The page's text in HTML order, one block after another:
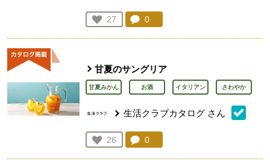
お気に入り登録：
27
人が登録
コメント：
0
甘夏のサングリア
甘夏みかん お酒 イタリアン さわやか
生活クラブカタログ さん
お気に入り登録：
26
人が登録
コメント：
0